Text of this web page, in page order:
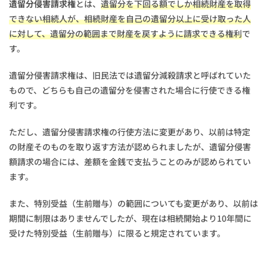
遺留分侵害請求権とは、 遺留分を下回る額でしか相続財産を取得
できない相続人が、相続財産を自己の遺留分以上に受け取った人
に対して、遺留分の範囲まで財産を戻すように請求できる権利で
す。
遺留分侵害請求権は、旧民法では遺留分減殺請求と呼ばれていた
もので、どちらも自己の遺留分を侵害された場合に行使できる権
利です。
ただし、遺留分侵害請求権の行使方法に変更があり、以前は特定
の財産そのものを取り返す方法が認められましたが、遺留分侵害
額請求の場合には、差額を金銭で支払うことのみが認められてい
ます。
また、特別受益（生前贈与）の範囲についても変更があり、以前は
期間に制限はありませんでしたが、現在は相続開始より10年間に
受けた特別受益（生前贈与）に限ると規定されています。